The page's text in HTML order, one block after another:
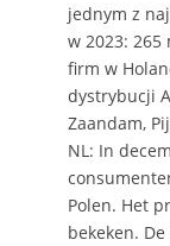
jednym z
w 2023:
firm w
dystrybucji
Zaandam,
NL: In
Polen. Het
bekeken.